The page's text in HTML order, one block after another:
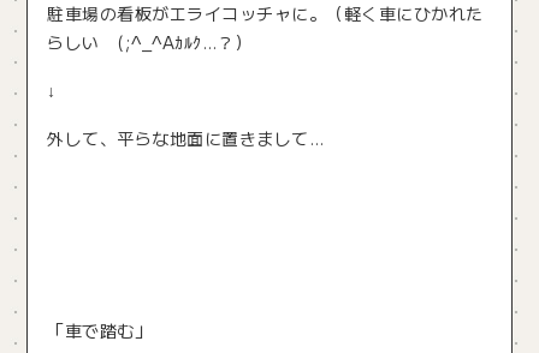
駐車場の看板がエライコッチャに。（軽く車にひかれた
らしい (;^_^Aｶﾙｸ…？）
↓
外して、平らな地面に置きまして…
「車で踏む」